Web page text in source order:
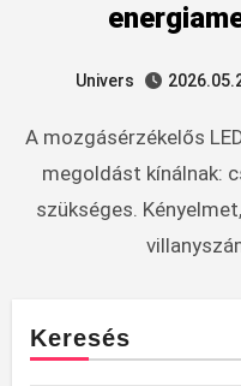
Univers
A mozgásérzékelős LED izzók okos, energiatakarékos
megoldást kínálnak:
szükséges.
Keresés